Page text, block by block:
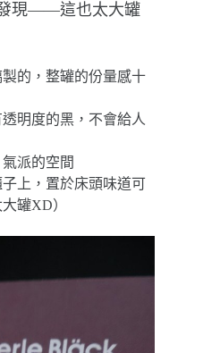
現——這也太大罐
的，整罐的份量感十
明度的黑，不會給人
派的空間
上，置於床頭味道可
罐XD）